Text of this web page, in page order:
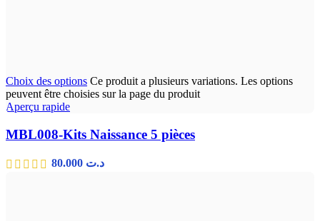
Choix des options Ce produit a plusieurs variations. Les options
peuvent être choisies sur la page du produit
Aperçu rapide
MBL008-Kits Naissance 5 pièces
د.ت